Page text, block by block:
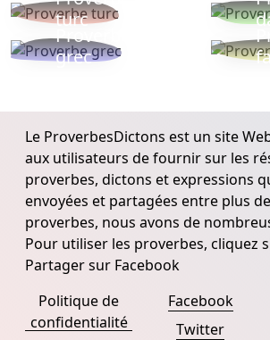
turc
Proverbe
grec
Le ProverbesDictons est un site
aux utilisateurs de fournir sur les
proverbes, dictons et expressions
envoyées et partagées entre plus
proverbes, nous avons de
Pour utiliser les proverbes, cliquez
Partager sur Facebook
Politique de
confidentialité
Facebook
Twitter